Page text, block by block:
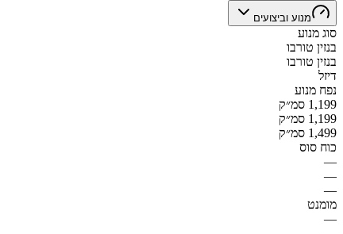
מנוע וביצועים
סוג מנוע
בנזין טורבו
בנזין טורבו
דיזל
נפח מנוע
1,199 סמ״ק
1,199 סמ״ק
1,499 סמ״ק
כוח סוס
—
—
—
מומנט
—